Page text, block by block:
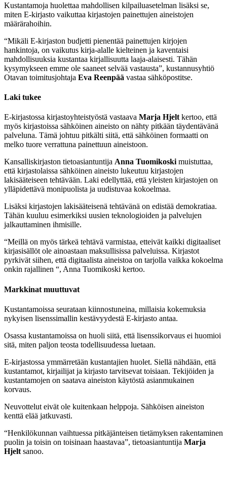
Kustantamoja huolettaa mahdollisen kilpailuasetelman lisäksi se,
miten E-kirjasto vaikuttaa kirjastojen painettujen aineistojen
määrärahoihin.
“Mikäli E-kirjaston budjetti pienentää painettujen kirjojen
hankintoja, on vaikutus kirja-alalle kielteinen ja kaventaisi
mahdollisuuksia kustantaa kirjallisuutta laaja-alaisesti. Tähän
kysymykseen emme ole saaneet selvää vastausta”, kustannusyhtiö
Otavan toimitusjohtaja Eva Reenpää vastaa sähköpostitse.
Laki tukee
E-kirjastossa kirjastoyhteistyöstä vastaava Marja Hjeltkertoo, että
myös kirjastoissa sähköinen aineisto on nähty pitkään täydentävänä
palveluna. Tämä johtuu pitkälti siitä, että sähköinen formaatti on
melko tuore verrattuna painettuun aineistoon.
Kansalliskirjaston tietoasiantuntija Anna Tuomikoskimuistuttaa,
että kirjastolaissa sähköinen aineisto lukeutuu kirjastojen
lakisääteiseen tehtävään. Laki edellyttää, että yleisten kirjastojen on
ylläpidettävä monipuolista ja uudistuvaa kokoelmaa.
Lisäksi kirjastojen lakisääteisenä tehtävänä on edistää demokratiaa.
Tähän kuuluu esimerkiksi uusien teknologioiden ja palvelujen
jalkauttaminen ihmisille.
“Meillä on myös tärkeä tehtävä varmistaa, etteivät kaikki digitaaliset
kirjasisällöt ole ainoastaan maksullisissa palveluissa. Kirjastot
pyrkivät siihen, että digitaalista aineistoa on tarjolla vaikka kokoelma
onkin rajallinen “, Anna Tuomikoski kertoo.
Markkinat muuttuvat
Kustantamoissa seurataan kiinnostuneina, millaisia kokemuksia
nykyisen lisenssimallin kestävyydestä E-kirjasto antaa.
Osassa kustantamoissa on huoli siitä, että lisenssikorvaus ei huomioi
sitä, miten paljon teosta todellisuudessa luetaan.
E-kirjastossa ymmärretään kustantajien huolet. Siellä nähdään, että
kustantamot, kirjailijat ja kirjasto tarvitsevat toisiaan. Tekijöiden ja
kustantamojen on saatava aineiston käytöstä asianmukainen
korvaus.
Neuvottelut eivät ole kuitenkaan helppoja. Sähköisen aineiston
kenttä elää jatkuvasti.
“Henkilökunnan vaihtuessa pitkäjänteisen tietämyksen rakentaminen
puolin ja toisin on toisinaan haastavaa”, tietoasiantuntija Marja
Hjelt sanoo.